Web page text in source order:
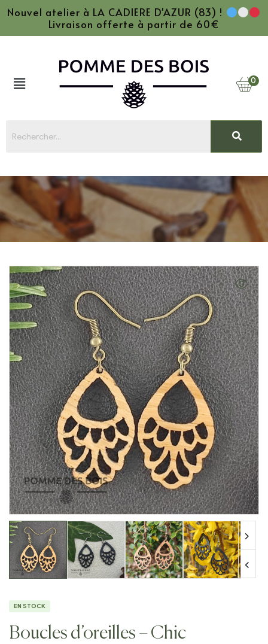
Nouvel atelier à LA CADIERE D'AZUR (83) !
Livraison offerte à partir de 60€
0
EN STOCK
Boucles d’oreilles – Chic